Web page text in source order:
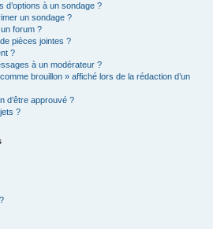
d’options à un sondage ?
un sondage ?
forum ?
pièces jointes ?
?
à un modérateur ?
brouillon » affiché lors de la rédaction d’un
d’être approuvé ?
?